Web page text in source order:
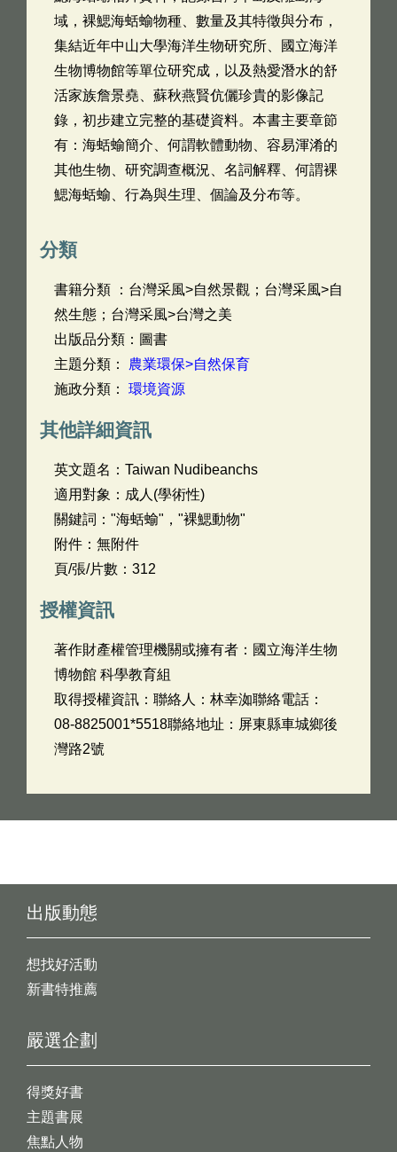
域，裸鰓海蛞蝓物種、數量及其特徵與分布，
集結近年中山大學海洋生物研究所、國立海洋
生物博物館等單位研究成，以及熱愛潛水的舒
活家族詹景堯、蘇秋燕賢伉儷珍貴的影像記
錄，初步建立完整的基礎資料。本書主要章節
有：海蛞蝓簡介、何謂軟體動物、容易渾淆的
其他生物、研究調查概況、名詞解釋、何謂裸
鰓海蛞蝓、行為與生理、個論及分布等。
分類
書籍分類 ：台灣采風>自然景觀；台灣采風>自
然生態；台灣采風>台灣之美
出版品分類：圖書
主題分類： 農業環保>自然保育
施政分類： 環境資源
其他詳細資訊
英文題名： Taiwan Nudibeanchs
適用對象：成人(學術性)
關鍵詞："海蛞蝓"，"裸鰓動物"
附件：無附件
頁/張/片數：312
授權資訊
著作財產權管理機關或擁有者：國立海洋生物
博物館 科學教育組
取得授權資訊：聯絡人：林幸洳聯絡電話：
08-8825001*5518聯絡地址：屏東縣車城鄉後
灣路2號
出版動態
想找好活動
新書特推薦
嚴選企劃
得獎好書
主題書展
焦點人物